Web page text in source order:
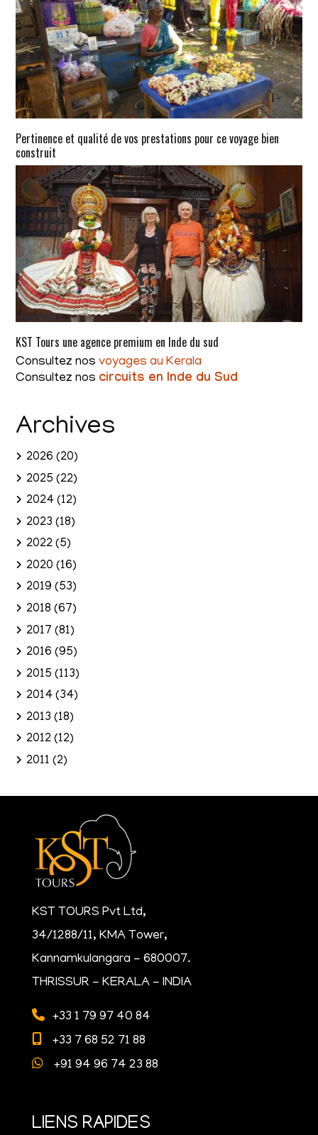
Pertinence et qualité de vos prestations pour ce voyage bien
construit
KST Tours une agence premium en Inde du sud
Consultez nosvoyages au Kerala
Consultez nos circuits en Inde du Sud
Archives
2026 (20)
2025 (22)
2024 (12)
2023 (18)
2022 (5)
2020 (16)
2019 (53)
2018 (67)
2017 (81)
2016 (95)
2015 (113)
2014 (34)
2013 (18)
2012 (12)
2011 (2)
KST TOURS Pvt Ltd,
34/1288/11, KMA Tower,
Kannamkulangara - 680007.
THRISSUR - KERALA - INDIA
+33 1 79 97 40 84
+33 7 68 52 71 88
+91 94 96 74 23 88
LIENS RAPIDES